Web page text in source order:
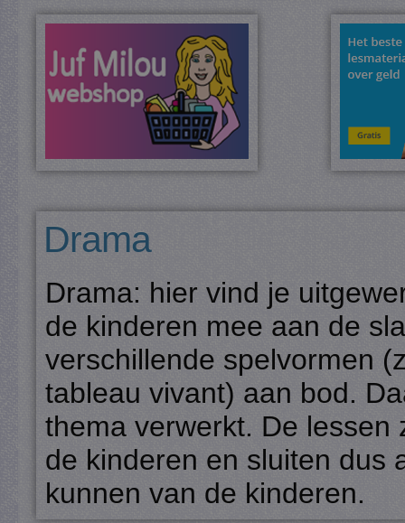
Drama
Drama: hier vind je
de kinderen mee aan de
verschillende spelvormen
tableau vivant) aan bod.
thema verwerkt. De lessen
de kinderen en sluiten dus
kunnen van de kinderen.